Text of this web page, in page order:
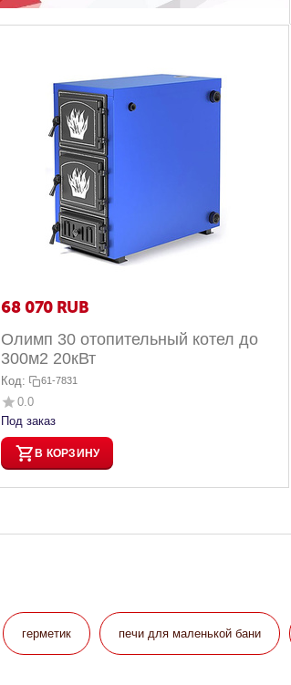
68 070 RUB
Олимп 30 отопительный котел до
300м2 20кВт
Код: 61-7831
0.0
Под заказ
В КОРЗИНУ
герметик печи для маленькой бани